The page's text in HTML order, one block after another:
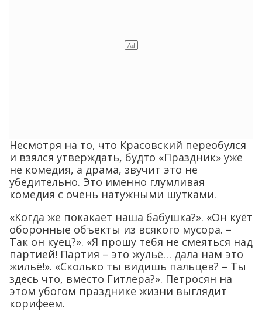
Несмотря на то, что Красовский переобулся
и взялся утверждать, будто «Праздник» уже
не комедия, а драма, звучит это не
убедительно. Это именно глумливая
комедия с очень натужными шутками.
«Когда же покакает наша бабушка?». «Он куёт
оборонные объекты из всякого мусора. –
Так он куец?». «Я прошу тебя не смеяться над
партией! Партия – это жульё… дала нам это
жильё!». «Сколько ты видишь пальцев? – Ты
здесь что, вместо Гитлера?». Петросян на
этом убогом празднике жизни выглядит
корифеем.